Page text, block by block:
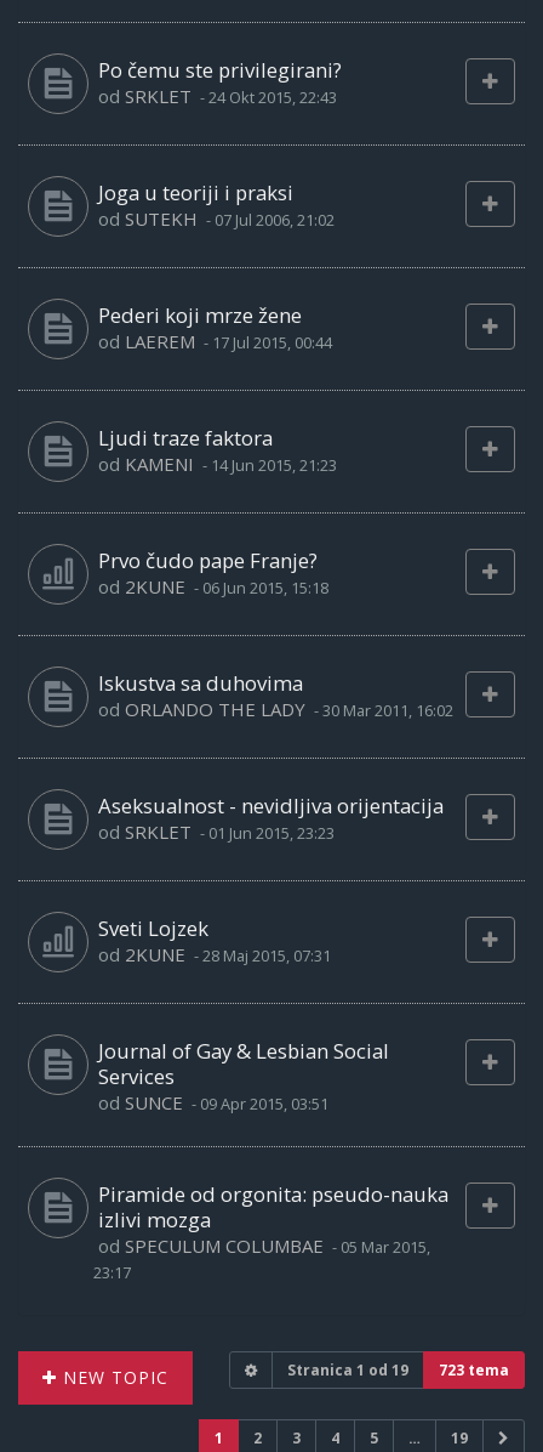
Po čemu ste privilegirani?
od SRKLET -24 Okt 2015, 22:43
Joga u teoriji i praksi
od SUTEKH - 07 Jul 2006, 21:02
Pederi koji mrze žene
od LAEREM - 17 Jul 2015, 00:44
Ljudi traze faktora
od KAMENI - 14 Jun 2015, 21:23
Prvo čudo pape Franje?
od 2KUNE - 06 Jun 2015, 15:18
Iskustva sa duhovima
od ORLANDO THE LADY -30 Mar 2011, 16:02
Aseksualnost - nevidljiva orijentacija
od SRKLET - 01 Jun 2015, 23:23
Sveti Lojzek
od 2KUNE -28 Maj 2015, 07:31
Journal of Gay & Lesbian Social
Services
od SUNCE - 09 Apr 2015, 03:51
Piramide od orgonita: pseudo-nauka
izlivi mozga
od SPECULUM COLUMBAE - 05 Mar 2015,
23:17
NEW TOPIC Stranica 1 od 19 723 tema
1 2 3 4 5 … 19